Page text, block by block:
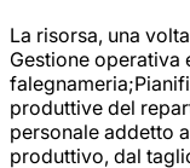
La risorsa, una
Gestione operativa
produttive del
personale addetto
produttivo, dal